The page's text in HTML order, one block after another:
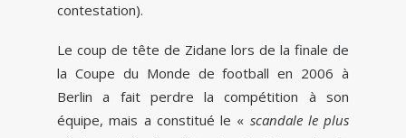
contestation).
Le coup de tête de Zidane lors de la finale de
la Coupe du Monde de football en 2006 à
Berlin a fait perdre la compétition à son
équipe, mais a constitué le « scandale le plus